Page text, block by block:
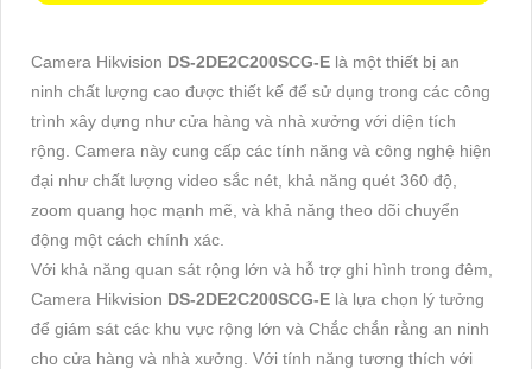
Camera Hikvision DS-2DE2C200SCG-E là một thiết bị an
ninh chất lượng cao được thiết kế để sử dụng trong các công
trình xây dựng như cửa hàng và nhà xưởng với diện tích
rộng. Camera này cung cấp các tính năng và công nghệ hiện
đại như chất lượng video sắc nét, khả năng quét 360 độ,
zoom quang học mạnh mẽ, và khả năng theo dõi chuyển
động một cách chính xác.
Với khả năng quan sát rộng lớn và hỗ trợ ghi hình trong đêm,
Camera Hikvision DS-2DE2C200SCG-E là lựa chọn lý tưởng
để giám sát các khu vực rộng lớn và Chắc chắn rằng an ninh
cho cửa hàng và nhà xưởng. Với tính năng tương thích với